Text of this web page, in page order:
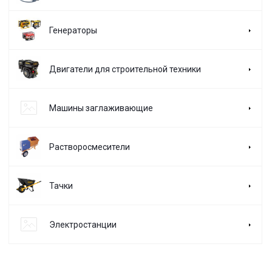
Генераторы
Двигатели для строительной техники
Машины заглаживающие
Растворосмесители
Тачки
Электростанции